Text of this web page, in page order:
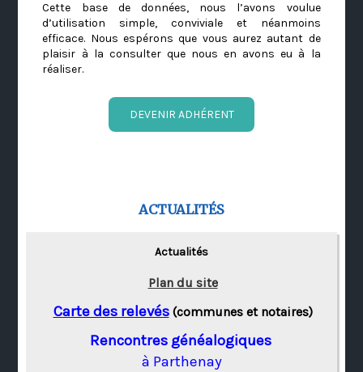
Cette base de données, nous l’avons voulue
d’utilisation simple, conviviale et néanmoins
efficace. Nous espérons que vous aurez autant de
plaisir à la consulter que nous en avons eu à la
réaliser.
DEVENIR ADHÉRENT
ACTUALITÉS
Actualités
Plan du site
Carte des relevés(communes et notaires)
Rencontres généalogiques
à Parthenay